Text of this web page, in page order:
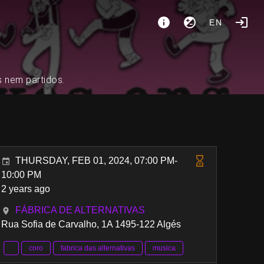
EN
nem partidos.
THURSDAY, FEB 01, 2024, 07:00 PM-
10:00 PM
2 years ago
FÁBRICA DE ALTERNATIVAS
Rua Sofia de Carvalho, 1A 1495-122 Algés
coro fabrica das alternativas musica